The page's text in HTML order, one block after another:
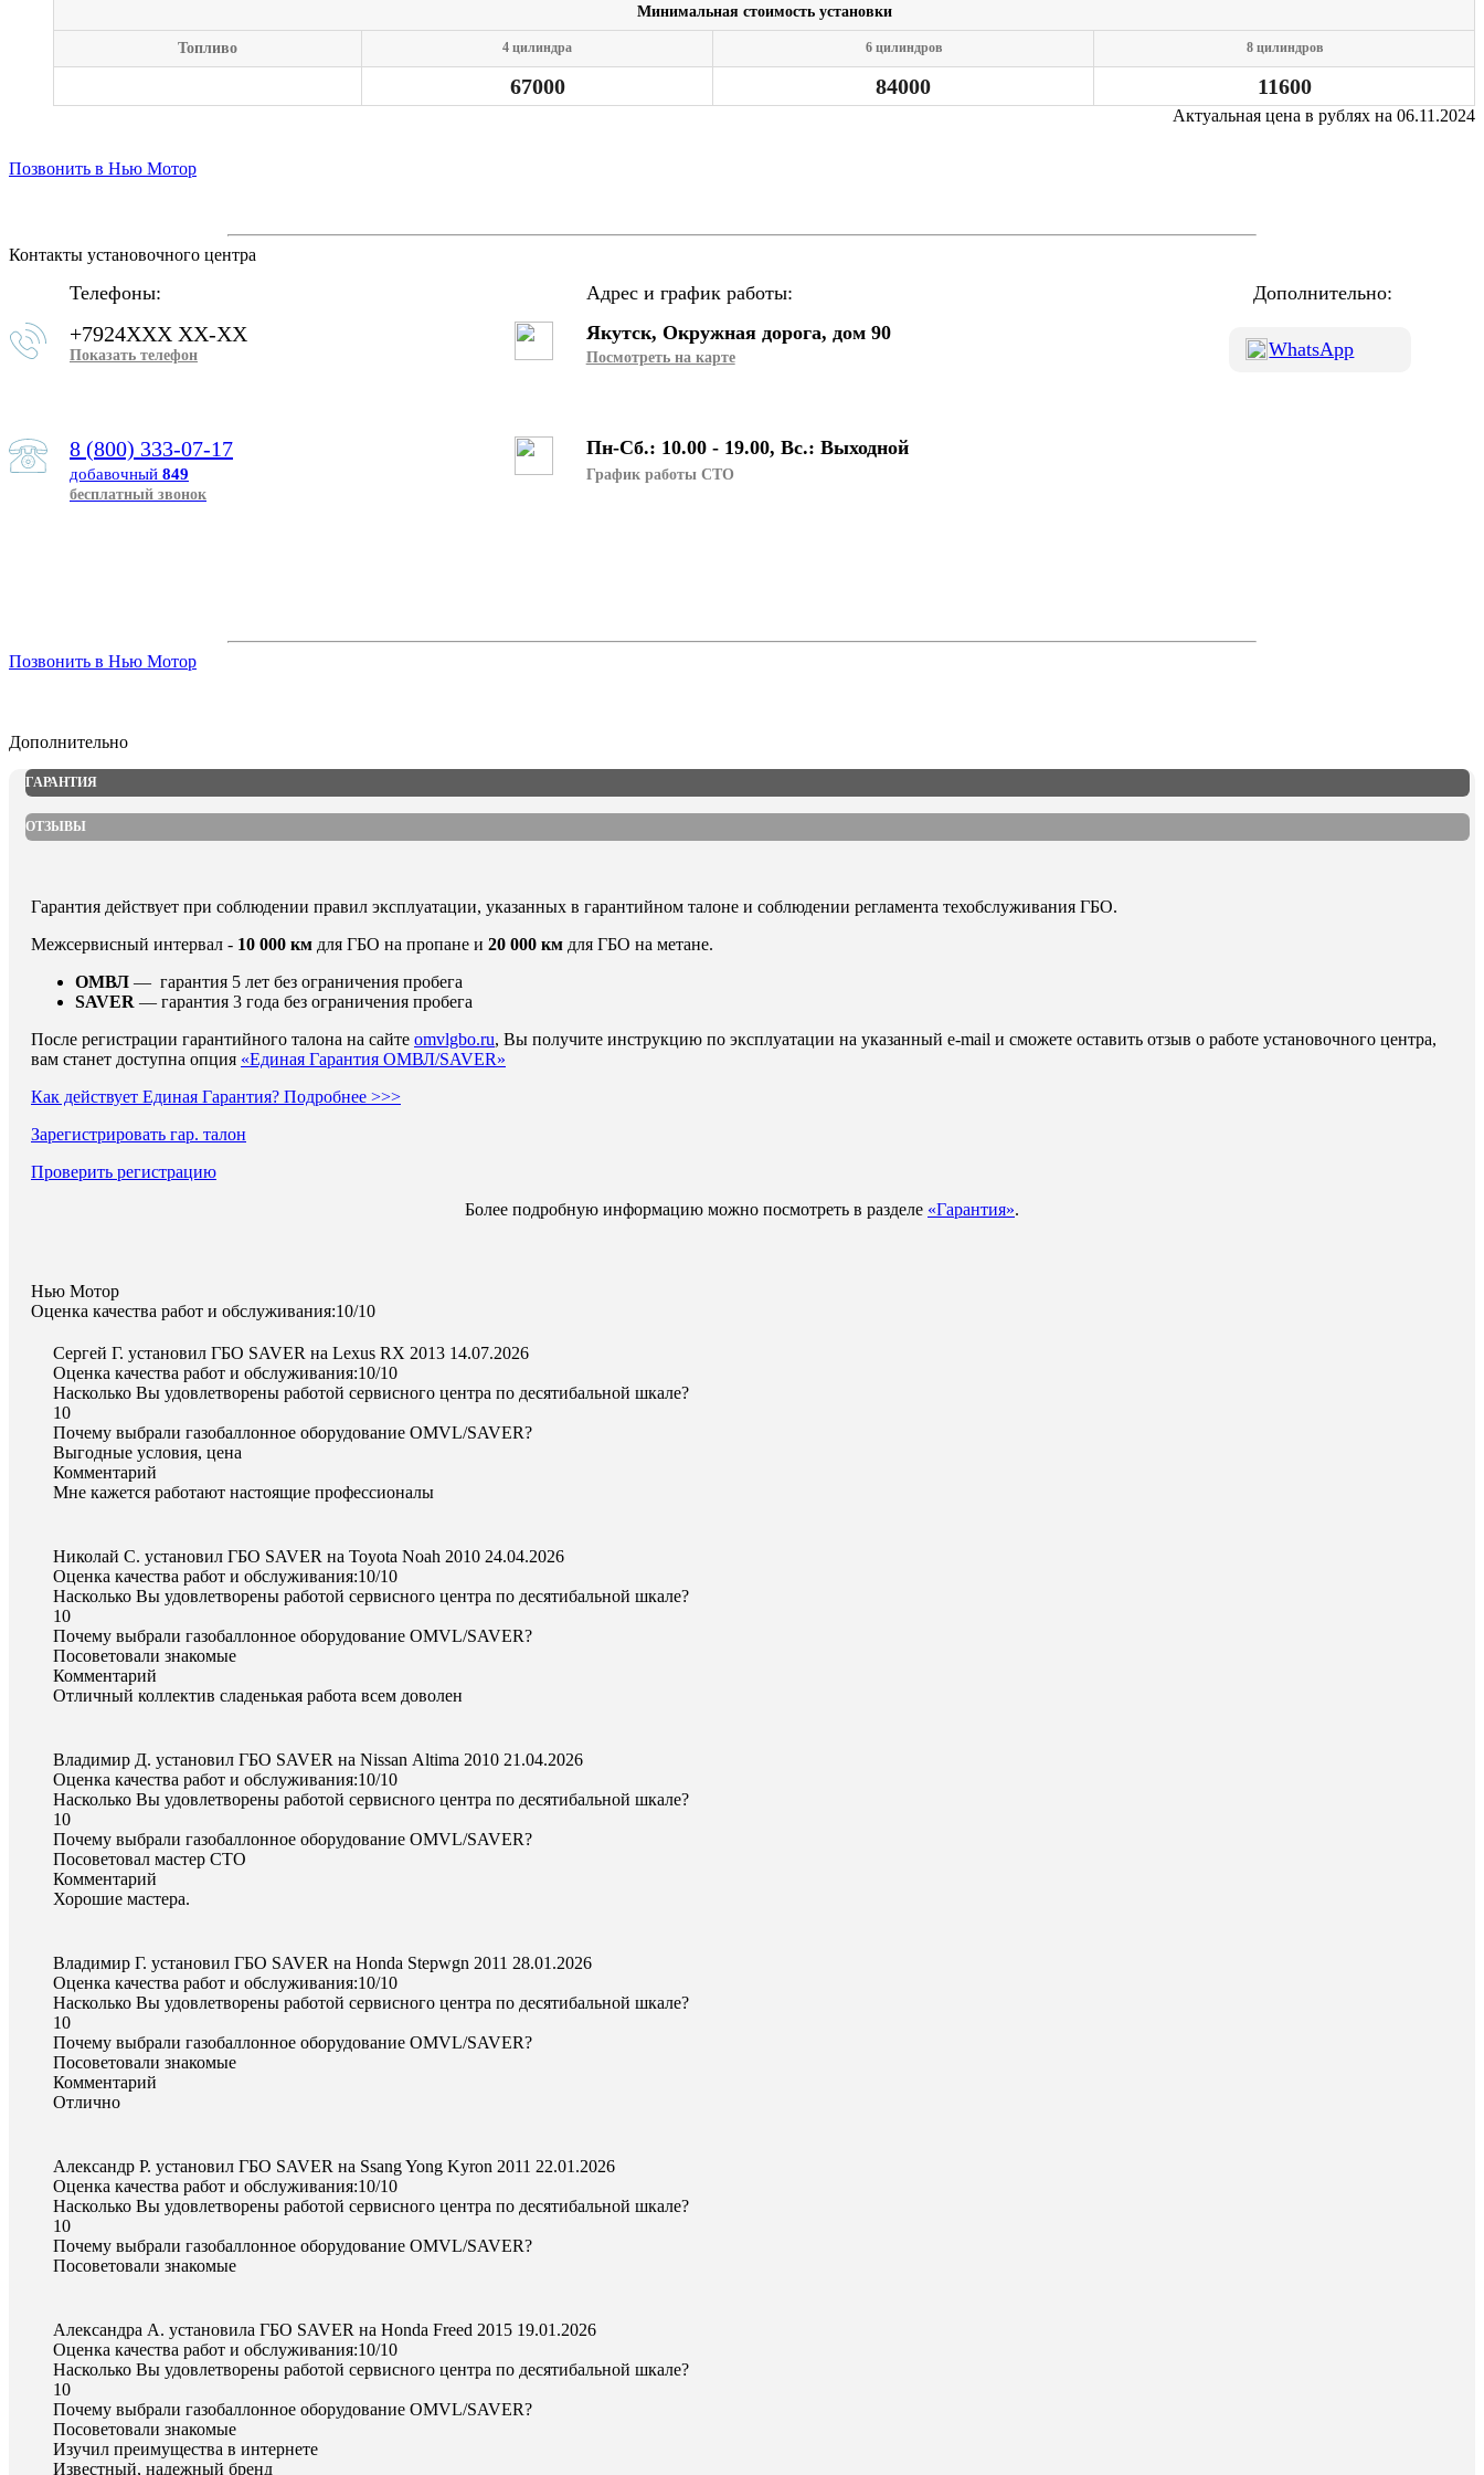
Минимальная стоимость установки
Топливо 4 цилиндра 6 цилиндров 8 цилиндров
67000 84000 11600
Актуальная цена в рублях на 06.11.2024
Позвонить в Нью Мотор
Контакты установочного центра
Телефоны: Адрес и график работы: Дополнительно:
+7924XXX XX-XX
Показать телефон
Якутск, Окружная дорога, дом 90
Посмотреть на карте WhatsApp
8 (800) 333-07-17
добавочный 849
бесплатный звонок
Пн-Сб.: 10.00 - 19.00, Вс.: Выходной
График работы СТО
Позвонить в Нью Мотор
Дополнительно
ГАРАНТИЯ
ОТЗЫВЫ
Гарантия действует при соблюдении правил эксплуатации, указанных в гарантийном талоне и соблюдении регламента техобслуживания ГБО.
Межсервисный интервал - 10 000 км для ГБО на пропане и 20 000 км для ГБО на метане.
ОМВЛ — гарантия 5 лет без ограничения пробега
SAVER — гарантия 3 года без ограничения пробега
После регистрации гарантийного талона на сайте omvlgbo.ru, Вы получите инструкцию по эксплуатации на указанный e-mail и сможете оставить отзыв о работе установочного центра,
вам станет доступна опция «Единая Гарантия ОМВЛ/SAVER»
Как действует Единая Гарантия? Подробнее >>>
Зарегистрировать гар. талон
Проверить регистрацию
Более подробную информацию можно посмотреть в разделе «Гарантия».
Нью Мотор
Оценка качества работ и обслуживания:10/10
Сергей Г. установил ГБО SAVER на Lexus RX 2013 14.07.2026
Оценка качества работ и обслуживания:10/10
Насколько Вы удовлетворены работой сервисного центра по десятибальной шкале?
10
Почему выбрали газобаллонное оборудование OMVL/SAVER?
Выгодные условия, цена
Комментарий
Мне кажется работают настоящие профессионалы
Николай С. установил ГБО SAVER на Toyota Noah 2010 24.04.2026
Оценка качества работ и обслуживания:10/10
Насколько Вы удовлетворены работой сервисного центра по десятибальной шкале?
10
Почему выбрали газобаллонное оборудование OMVL/SAVER?
Посоветовали знакомые
Комментарий
Отличный коллектив сладенькая работа всем доволен
Владимир Д. установил ГБО SAVER на Nissan Altima 2010 21.04.2026
Оценка качества работ и обслуживания:10/10
Насколько Вы удовлетворены работой сервисного центра по десятибальной шкале?
10
Почему выбрали газобаллонное оборудование OMVL/SAVER?
Посоветовал мастер СТО
Комментарий
Хорошие мастера.
Владимир Г. установил ГБО SAVER на Honda Stepwgn 2011 28.01.2026
Оценка качества работ и обслуживания:10/10
Насколько Вы удовлетворены работой сервисного центра по десятибальной шкале?
10
Почему выбрали газобаллонное оборудование OMVL/SAVER?
Посоветовали знакомые
Комментарий
Отлично
Александр Р. установил ГБО SAVER на Ssang Yong Kyron 2011 22.01.2026
Оценка качества работ и обслуживания:10/10
Насколько Вы удовлетворены работой сервисного центра по десятибальной шкале?
10
Почему выбрали газобаллонное оборудование OMVL/SAVER?
Посоветовали знакомые
Александра А. установила ГБО SAVER на Honda Freed 2015 19.01.2026
Оценка качества работ и обслуживания:10/10
Насколько Вы удовлетворены работой сервисного центра по десятибальной шкале?
10
Почему выбрали газобаллонное оборудование OMVL/SAVER?
Посоветовали знакомые
Изучил преимущества в интернете
Известный, надежный бренд